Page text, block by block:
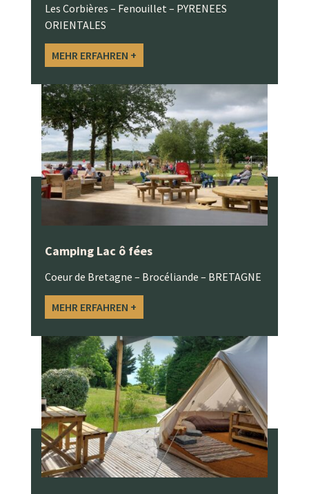
Les Corbières – Fenouillet – PYRENEES
ORIENTALES
MEHR ERFAHREN +
Camping Lac ô fées
Coeur de Bretagne – Brocéliande – BRETAGNE
MEHR ERFAHREN +